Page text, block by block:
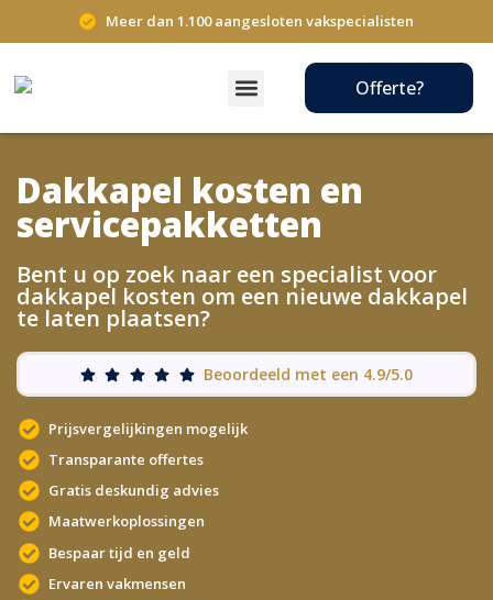
Meer dan 1.100 aangesloten vakspecialisten
Offerte?
Dakkapel kosten en
servicepakketten
Bent u op zoek naar een specialist voor
dakkapel kosten om een nieuwe dakkapel
te laten plaatsen?
Beoordeeld met een 4.9/5.0
Prijsvergelijkingen mogelijk
Transparante offertes
Gratis deskundig advies
Maatwerkoplossingen
Bespaar tijd en geld
Ervaren vakmensen